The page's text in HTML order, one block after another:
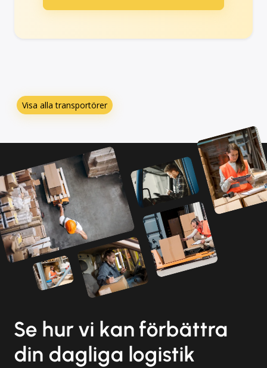
Visa alla transportörer
Se hur vi kan förbättra
din dagliga logistik